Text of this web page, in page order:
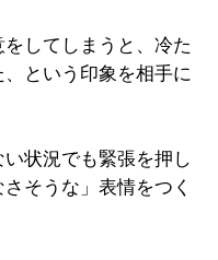
してしまうと、冷た
という印象を相手に
状況でも緊張を押し
そうな」表情をつく